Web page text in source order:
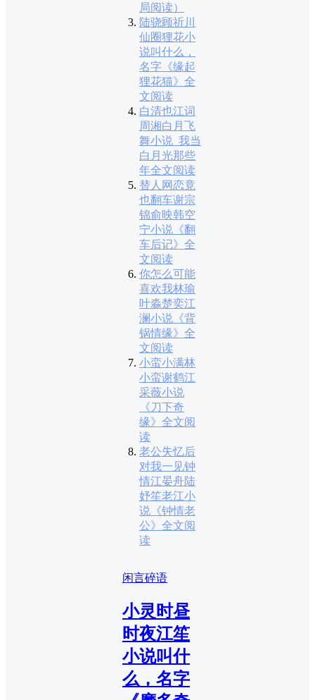
局阅读）
陆骁顾祈川
仙圈狸花小
说叫什么，
名字《缘起
狸花猫》全
文阅读
白清也江词
周湘白月飞
舞小说_我当
白月光那些
年全文阅读
替人网恋竟
也翻车谢宗
锦俞映韩空
宁小说《翻
车后记》全
文阅读
你怎么可能
喜欢我林瑜
叶淼楚奕江
澜小说《背
锅情缘》全
文阅读
小蛮小满林
小蛮谢鹤江
采薇小说
《刀下奇
缘》全文阅
读
老公失忆后
对我一见钟
情江晏舟陆
妤笙老江小
说《钟情老
公》全文阅
读
闲言碎语
小灵时昼
时夜江笙
小说叫什
么，名字